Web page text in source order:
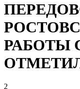
РАБОТЫ
2